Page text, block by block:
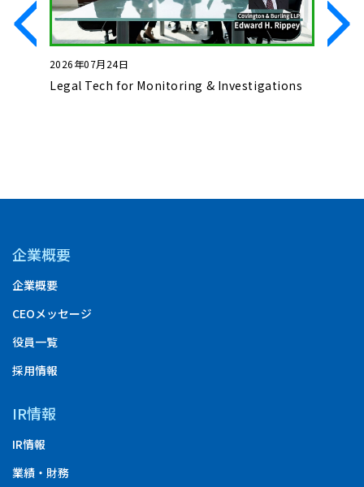
2026年07月24日
Legal Tech for Monitoring & Investigations
企業概要
企業概要
CEOメッセージ
役員一覧
採用情報
IR情報
IR情報
業績・財務